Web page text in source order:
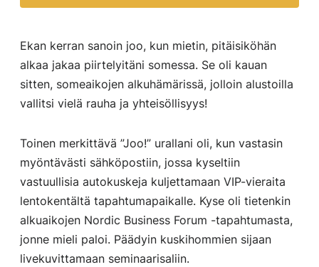
Ekan kerran sanoin joo, kun mietin, pitäisiköhän
alkaa jakaa piirtelyitäni somessa. Se oli kauan
sitten, someaikojen alkuhämärissä, jolloin alustoilla
vallitsi vielä rauha ja yhteisöllisyys!
Toinen merkittävä ”Joo!” urallani oli, kun vastasin
myöntävästi sähköpostiin, jossa kyseltiin
vastuullisia autokuskeja kuljettamaan VIP-vieraita
lentokentältä tapahtumapaikalle. Kyse oli tietenkin
alkuaikojen Nordic Business Forum -tapahtumasta,
jonne mieli paloi. Päädyin kuskihommien sijaan
livekuvittamaan seminaarisaliin.